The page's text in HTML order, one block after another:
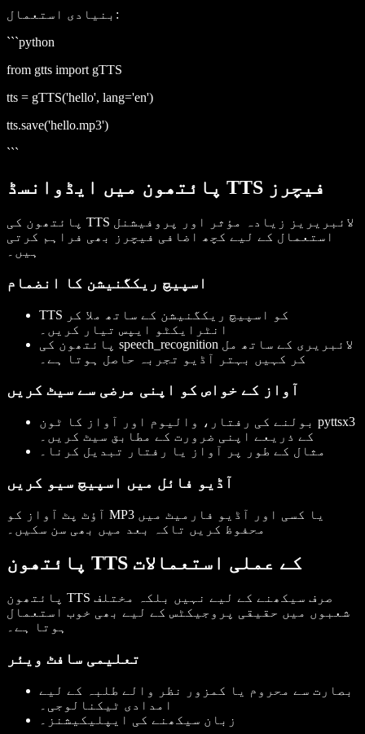
بنیادی استعمال:
```python
from gtts import gTTS
tts = gTTS('hello', lang='en')
tts.save('hello.mp3')
```
پائتھون میں ایڈوانسڈ TTS فیچرز
پائتھون کی TTS لائبریریز زیادہ مؤثر اور پروفیشنل
استعمال کے لیے کچھ اضافی فیچرز بھی فراہم کرتی
ہیں۔
اسپیچ ریکگنیشن کا انضمام
TTS کو اسپیچ ریکگنیشن کے ساتھ ملا کر
انٹرایکٹو ایپس تیار کریں۔
speech_recognition
کر کہیں بہتر آڈیو تجربہ حاصل ہوتا ہے۔
آواز کے خواص کو اپنی مرضی سے سیٹ کریں
pyttsx3
کے ذریعے اپنی ضرورت کے مطابق سیٹ کریں۔
مثال کے طور پر آواز یا رفتار تبدیل کرنا۔
آڈیو فائل میں اسپیچ سیو کریں
آؤٹ پٹ آواز کو MP3 یا کسی اور آڈیو فارمیٹ میں
محفوظ کریں تاکہ بعد میں بھی سن سکیں۔
پائتھون TTS کے عملی استعمالات
پائتھون TTS صرف سیکھنے کے لیے نہیں بلکہ مختلف
شعبوں میں حقیقی پروجیکٹس کے لیے بھی خوب استعمال
ہوتا ہے۔
تعلیمی سافٹ ویئر
بصارت سے محروم یا کمزور نظر والے طلبہ کے لیے
امدادی ٹیکنالوجی۔
زبان سیکھنے کی ایپلیکیشنز۔